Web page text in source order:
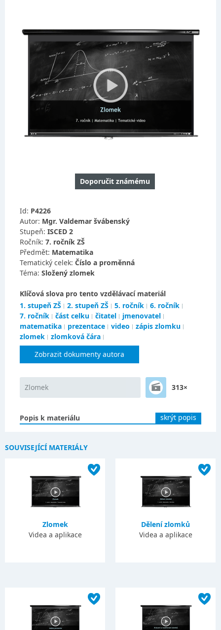
Doporučit známému
Id: P4226
Autor: Mgr. Valdemar švábenský
Stupeň: ISCED 2
Ročník: 7. ročník ZŠ
Předmět: Matematika
Tematický celek: Číslo a proměnná
Téma: Složený zlomek
Klíčová slova pro tento vzdělávací materiál
1. stupeň ZŠ
2. stupeň ZŠ 5. ročník
6. ročník
7. ročník
část celku čitatel
jmenovatel
matematika
prezentace video
zápis zlomku
zlomek
zlomková čára
Zobrazit dokumenty autora
Zlomek 313×
Popis k materiálu skrýt popis
SOUVISEJÍCÍ MATERIÁLY
Zlomek
Videa a aplikace
Dělení zlomků
Videa a aplikace